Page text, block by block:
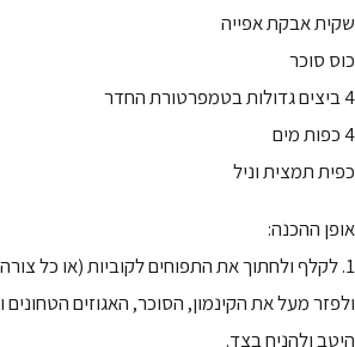
שקית אבקת אפייה
כוס סוכר
4 ביצים גדולות בטמפרטורת החדר
4 כפות מים
כפית תמצית וניל
אופן ההכנה:
1. לקלף ולחתוך את התפוחים לקוביות (או כל
ולפזר מעל את הקינמון, הסוכר, האגוזים הטחונים
היטב ולהניח בצד.